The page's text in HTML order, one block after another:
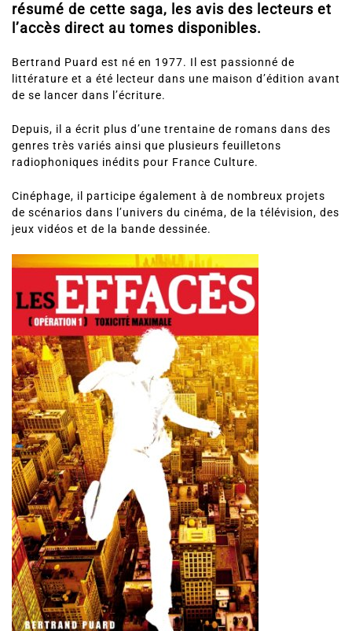
résumé de cette saga, les avis des lecteurs et
l’accès direct au tomes disponibles.
Bertrand Puard est né en 1977. Il est passionné de
littérature et a été lecteur dans une maison d’édition avant
de se lancer dans l’écriture.
Depuis, il a écrit plus d’une trentaine de romans dans des
genres très variés ainsi que plusieurs feuilletons
radiophoniques inédits pour France Culture.
Cinéphage, il participe également à de nombreux projets
de scénarios dans l’univers du cinéma, de la télévision, des
jeux vidéos et de la bande dessinée.